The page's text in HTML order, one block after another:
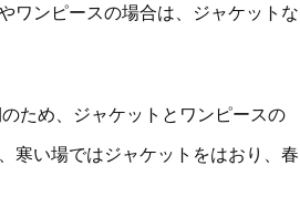
ワンピースの場合は、ジャケットな
ため、ジャケットとワンピースの
寒い場ではジャケットをはおり、春